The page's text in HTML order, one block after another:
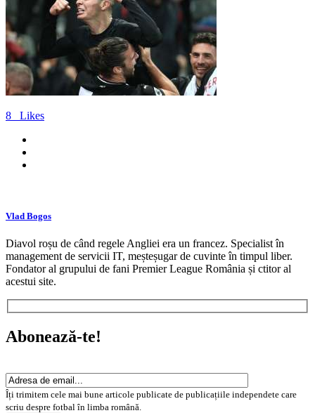
8 Likes
Vlad Bogos
Diavol roșu de când regele Angliei era un francez. Specialist în
management de servicii IT, meșteșugar de cuvinte în timpul liber.
Fondator al grupului de fani Premier League România și ctitor al
acestui site.
Abonează-te!
Îți trimitem cele mai bune articole publicate de publicațiile independete care
scriu despre fotbal în limba română.